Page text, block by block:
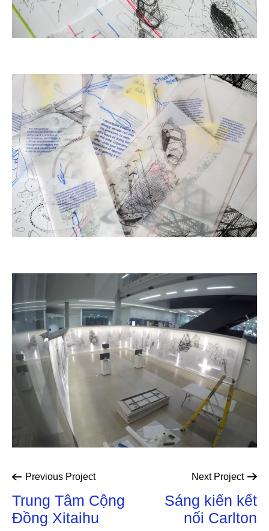
Previous Project
Trung Tâm Cộng
Đồng Xitaihu
Next Project
Sáng kiến kết
nối Carlton